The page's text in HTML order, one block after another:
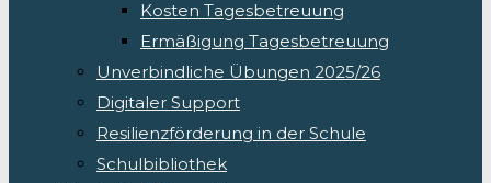
Kosten Tagesbetreuung
Ermäßigung Tagesbetreuung
Unverbindliche Übungen 2025/26
Digitaler Support
Resilienzförderung in der Schule
Schulbibliothek